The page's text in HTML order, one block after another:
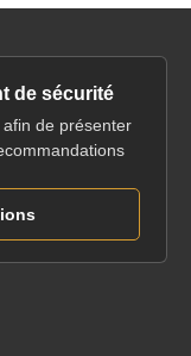
de sécurité
de présenter